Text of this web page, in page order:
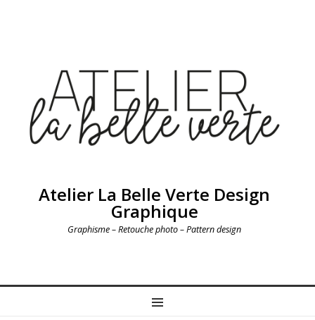
Atelier La Belle Verte Design
Graphique
Graphisme – Retouche photo – Pattern design
MENU